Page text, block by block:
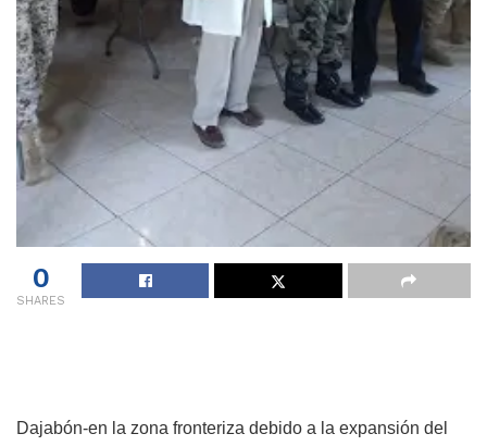
0
SHARES
Dajabón-en la zona fronteriza debido a la expansión del